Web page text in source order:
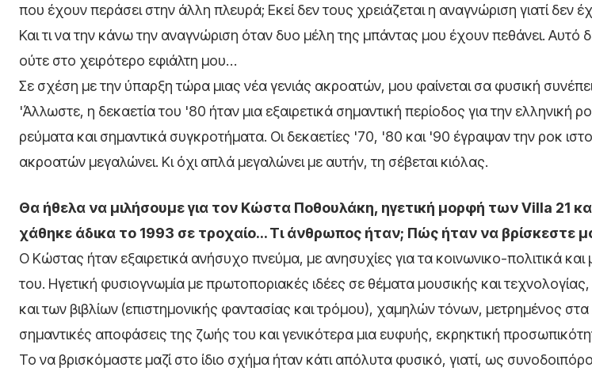
που έχουν περάσει στην άλλη πλευρά; Εκεί δεν τους χρειάζεται η αναγνώριση γιατί δεν
Και τι να την κάνω την αναγνώριση όταν δυο μέλη της μπάντας μου έχουν πεθάνει. Αυτό
ούτε στο χειρότερο εφιάλτη μου…
Σε σχέση με την ύπαρξη τώρα μιας νέα γενιάς ακροατών, μου φαίνεται σα φυσική
'Άλλωστε, η δεκαετία του '80 ήταν μια εξαιρετικά σημαντική περίοδος για την ελληνική
ρεύματα και σημαντικά συγκροτήματα. Οι δεκαετίες '70, '80 και '90 έγραψαν την ροκ
ακροατών μεγαλώνει. Κι όχι απλά μεγαλώνει με αυτήν, τη σέβεται κιόλας.
Θα ήθελα να μιλήσουμε για τον Κώστα Ποθουλάκη, ηγετική μορφή τωνVilla 21
χάθηκε άδικα το 1993 σε τροχαίο… Τι άνθρωπος ήταν; Πώς ήταν να βρίσκεστε
O Κώστας ήταν εξαιρετικά ανήσυχο πνεύμα, με ανησυχίες για τα κοινωνικο-πολιτικά
του. Ηγετική φυσιογνωμία με πρωτοποριακές ιδέες σε θέματα μουσικής και
και των βιβλίων (επιστημονικής φαντασίας και τρόμου), χαμηλών τόνων, μετρημένος στα
σημαντικές αποφάσεις της ζωής του και γενικότερα μια ευφυής, εκρηκτική
Το να βρισκόμαστε μαζί στο ίδιο σχήμα ήταν κάτι απόλυτα φυσικό, γιατί, ως